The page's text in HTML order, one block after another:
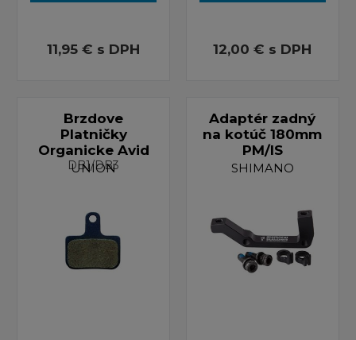
11,95 € s DPH 12,00 € s DPH
Brzdove
Platničky
Organicke Avid
DB1/DB3
UNION
Adaptér zadný
na kotúč 180mm
PM/IS
SHIMANO